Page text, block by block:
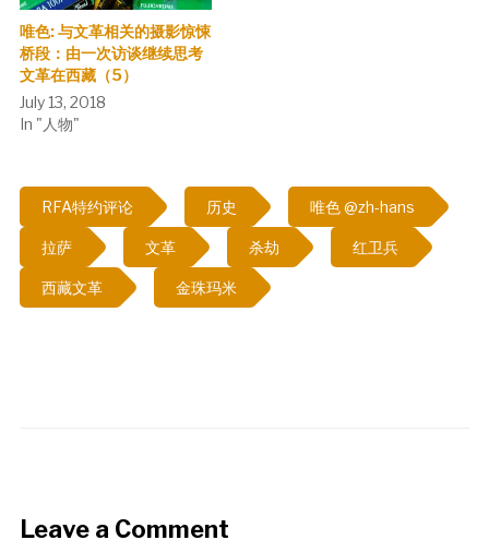
唯色: 与文革相关的摄影惊悚
桥段：由一次访谈继续思考
文革在西藏（5）
July 13, 2018
In "人物"
RFA特约评论 历史 唯色 @zh-hans
拉萨 文革 杀劫 红卫兵
西藏文革 金珠玛米
Leave a Comment